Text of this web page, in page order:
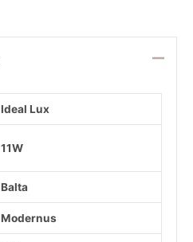
Ideal Lux
11W
Balta
Modernus